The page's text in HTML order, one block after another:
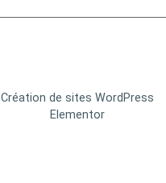
Création de sites WordPress
Elementor